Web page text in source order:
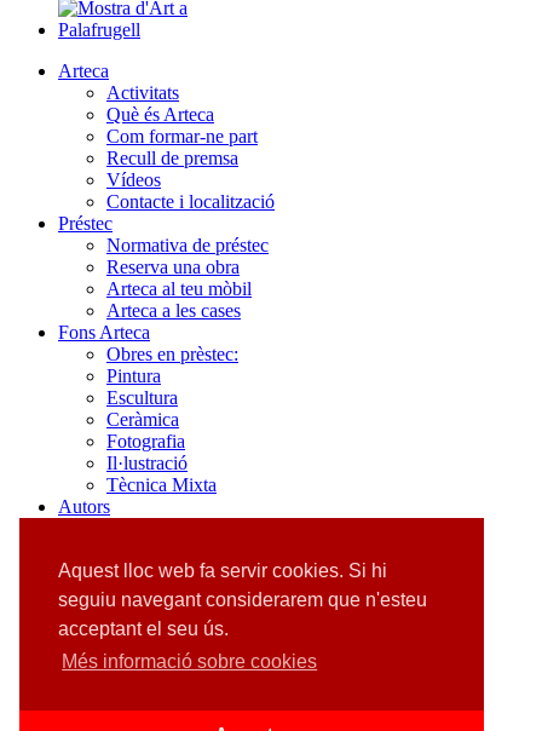
Aquest lloc web fa servir cookies. Si hi
seguiu navegant considerarem que n'esteu
acceptant el seu ús.
Més informació sobre cookies
Arteca
Activitats
Què és Arteca
Com formar-ne part
Recull de premsa
Vídeos
Contacte i localització
Préstec
Normativa de préstec
Reserva una obra
Arteca al teu mòbil
Arteca a les cases
Fons Arteca
Obres en prèstec:
Pintura
Escultura
Ceràmica
Fotografia
Il·lustració
Tècnica Mixta
Autors
Escultura
Ceràmica
Fotografia
Il·lustració
Tècnica mixta
RECOMANACIONS LITERÀRIES